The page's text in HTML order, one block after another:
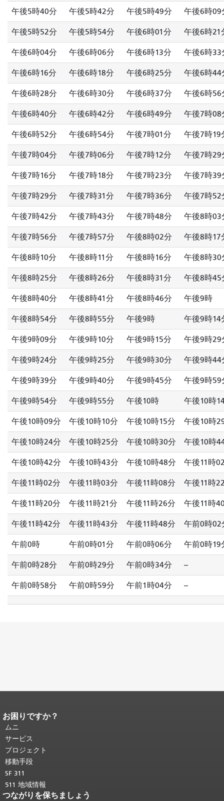
午後5時40分 午後5時42分 午後5時49分 午後6時09
午後5時52分 午後5時54分 午後6時01分 午後6時21
午後6時04分 午後6時06分 午後6時13分 午後6時33
午後6時16分 午後6時18分 午後6時25分 午後6時44
午後6時28分 午後6時30分 午後6時37分 午後6時56
午後6時40分 午後6時42分 午後6時49分 午後7時08
午後6時52分 午後6時54分 午後7時01分 午後7時19
午後7時04分 午後7時06分 午後7時12分 午後7時29
午後7時16分 午後7時18分 午後7時23分 午後7時39
午後7時29分 午後7時31分 午後7時36分 午後7時52
午後7時42分 午後7時43分 午後7時48分 午後8時03
午後7時56分 午後7時57分 午後8時02分 午後8時17
午後8時10分 午後8時11分 午後8時16分 午後8時30
午後8時25分 午後8時26分 午後8時31分 午後8時45
午後8時40分 午後8時41分 午後8時46分 午後9時
午後8時54分 午後8時55分 午後9時 午後9時14
午後9時09分 午後9時10分 午後9時15分 午後9時29
午後9時24分 午後9時25分 午後9時30分 午後9時44
午後9時39分 午後9時40分 午後9時45分 午後9時59
午後9時54分 午後9時55分 午後10時 午後10時
午後10時09分 午後10時10分 午後10時15分 午後10時
午後10時24分 午後10時25分 午後10時30分 午後10時
午後10時42分 午後10時43分 午後10時48分 午後11時
午後11時02分 午後11時03分 午後11時08分 午後11時
午後11時20分 午後11時21分 午後11時26分 午後11時
午後11時42分 午後11時43分 午後11時48分 午前0時02
午前0時 午前0時01分 午前0時06分 午前0時19
午前0時28分 午前0時29分 午前0時34分 --
午前0時58分 午前0時59分 午前1時04分 --
ページコンテンツの終わり。
ジの残りの部分はすべてのページで繰
り返されます。
頭に戻る。
お困りですか？
ムニ
サービス
プロジェクト
移動手段
SF 311
511 地域情報
つながりを保ちましょう